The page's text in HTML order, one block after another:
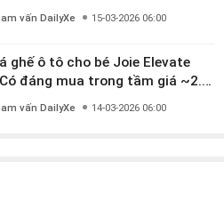
12 năm” có đáng giá gần 9
vấn DailyXe 15-03-2026 06:00
ghế ô tô cho bé Joie Elevate
đáng mua trong tầm giá ~2.8
vấn DailyXe 14-03-2026 06:00